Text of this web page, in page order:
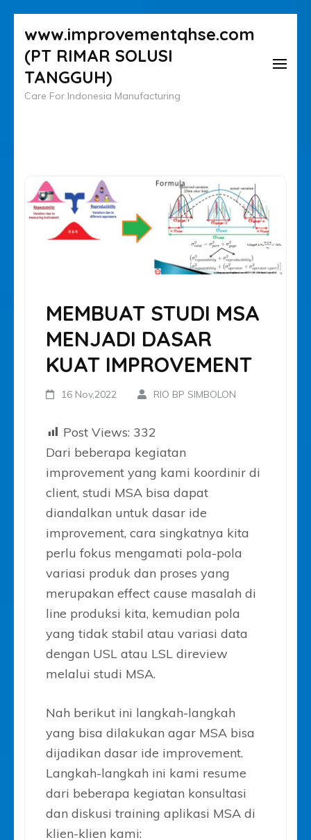
ke
konten
(Tekan
Enter)
www.improvementqhse.com
(PT RIMAR SOLUSI
TANGGUH)
Care For Indonesia Manufacturing
MEMBUAT STUDI MSA
MENJADI DASAR
KUAT IMPROVEMENT
16 Nov,2022 RIO BP SIMBOLON
Post Views: 332
Dari beberapa kegiatan
improvement yang kami koordinir di
client, studi MSA bisa dapat
diandalkan untuk dasar ide
improvement, cara singkatnya kita
perlu fokus mengamati pola-pola
variasi produk dan proses yang
merupakan effect cause masalah di
line produksi kita, kemudian pola
yang tidak stabil atau variasi data
dengan USL atau LSL direview
melalui studi MSA.
Nah berikut ini langkah-langkah
yang bisa dilakukan agar MSA bisa
dijadikan dasar ide improvement.
Langkah-langkah ini kami resume
dari beberapa kegiatan konsultasi
dan diskusi training aplikasi MSA di
klien-klien kami: